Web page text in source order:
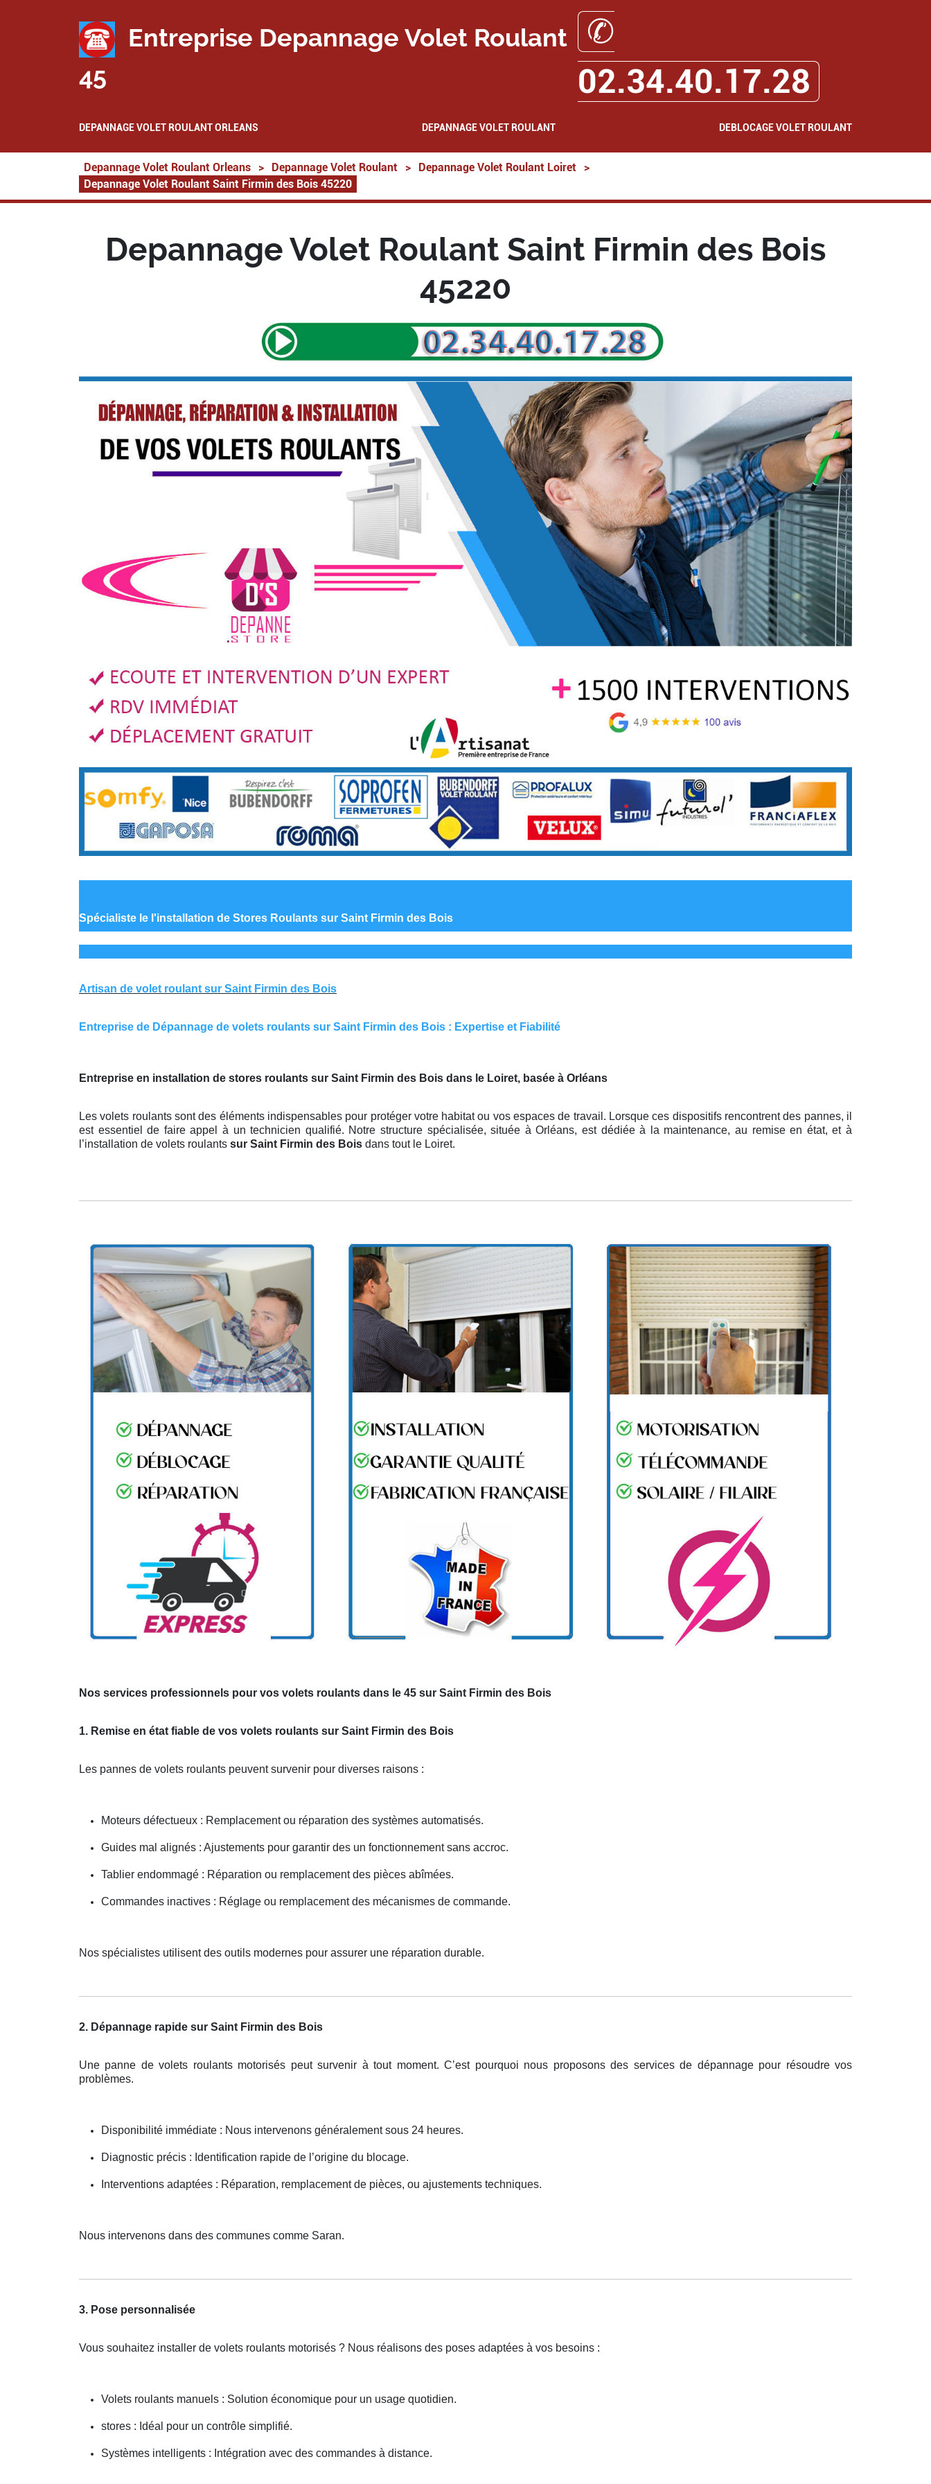
Entreprise Depannage Volet Roulant
45
✆
02.34.40.17.28
DEPANNAGE VOLET ROULANT ORLEANS DEPANNAGE VOLET ROULANT DEBLOCAGE VOLET ROULANT
Depannage Volet Roulant Orleans > Depannage Volet Roulant > Depannage Volet Roulant Loiret
>
Depannage Volet Roulant Saint Firmin des Bois 45220
Depannage Volet Roulant Saint Firmin des Bois
45220
Spécialiste le l'installation de Stores Roulants sur Saint Firmin des Bois
Artisan de volet roulant sur Saint Firmin des Bois
Entreprise de Dépannage de volets roulants sur Saint Firmin des Bois : Expertise et Fiabilité
Entreprise en installation de stores roulants sur Saint Firmin des Bois dans le Loiret, basée à Orléans
Les volets roulants sont des éléments indispensables pour protéger votre habitat ou vos espaces de travail. Lorsque ces dispositifs rencontrent des pannes, il
est essentiel de faire appel à un technicien qualifié. Notre structure spécialisée, située à Orléans, est dédiée à la maintenance, au remise en état, et à
l’installation de volets roulants sur Saint Firmin des Bois dans tout le Loiret.
Nos services professionnels pour vos volets roulants dans le 45 sur Saint Firmin des Bois
1. Remise en état fiable de vos volets roulants sur Saint Firmin des Bois
Les pannes de volets roulants peuvent survenir pour diverses raisons :
Moteurs défectueux : Remplacement ou réparation des systèmes automatisés.
Guides mal alignés : Ajustements pour garantir des un fonctionnement sans accroc.
Tablier endommagé : Réparation ou remplacement des pièces abîmées.
Commandes inactives : Réglage ou remplacement des mécanismes de commande.
Nos spécialistes utilisent des outils modernes pour assurer une réparation durable.
2. Dépannage rapide sur Saint Firmin des Bois
Une panne de volets roulants motorisés peut survenir à tout moment. C’est pourquoi nous proposons des services de dépannage pour résoudre vos
problèmes.
Disponibilité immédiate : Nous intervenons généralement sous 24 heures.
Diagnostic précis : Identification rapide de l’origine du blocage.
Interventions adaptées : Réparation, remplacement de pièces, ou ajustements techniques.
Nous intervenons dans des communes comme Saran.
3. Pose personnalisée
Vous souhaitez installer de volets roulants motorisés ? Nous réalisons des poses adaptées à vos besoins :
Volets roulants manuels : Solution économique pour un usage quotidien.
stores : Idéal pour un contrôle simplifié.
Systèmes intelligents : Intégration avec des commandes à distance.